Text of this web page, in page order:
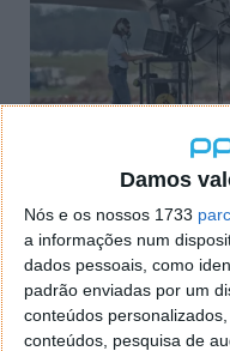
Damos
Nós e os nossos 1733
a informações num
dados pessoais, como
padrão enviadas por um
conteúdos
conteúdos, pesquisa de
Drone da
35 [vídeo]